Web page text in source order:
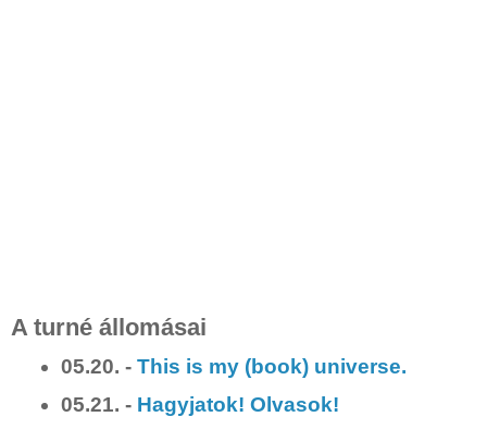
A turné állomásai
05.20. - This is my (book) universe.
05.21. - Hagyjatok! Olvasok!